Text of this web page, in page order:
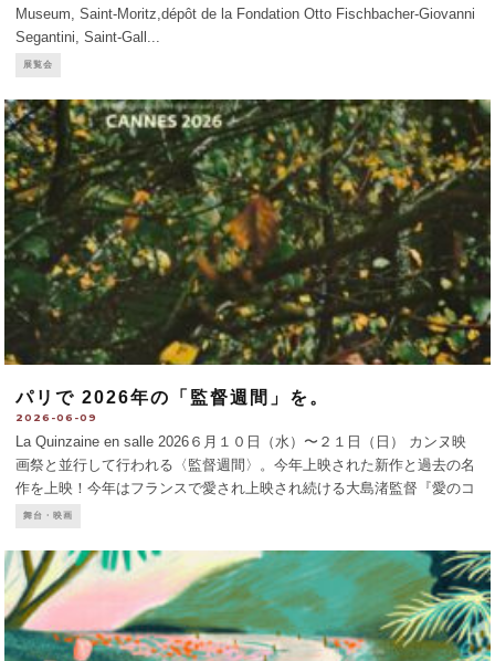
Museum, Saint-Moritz,dépôt de la Fondation Otto Fischbacher-Giovanni
Segantini, Saint-Gall ...
展覧会
パリで 2026年の「監督週間」を。
2026-06-09
La Quinzaine en salle 2026６月１０日（水）〜２１日（日） カンヌ映
画祭と並行して行われる〈監督週間〉。今年上映された新作と過去の名
作を上映！今年はフランスで愛され上映され続ける大島渚監督『愛のコ
リーダ』のカンヌ出品50周年にあたり、6/17に特別上映。同作品に関す
舞台・映画